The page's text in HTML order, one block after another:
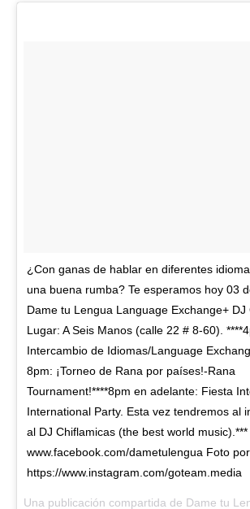
¿Con ganas de hablar en diferentes
una buena rumba? Te esperamos hoy 03
Dame tu Lengua Language Exchange+ DJ
Lugar: A Seis Manos (calle 22 # 8-60).
Intercambio de Idiomas/Language
8pm: ¡Torneo de Rana por países!-Rana
Tournament!****8pm en adelante: Fiesta
International Party. Esta vez tendremos al
al DJ Chiflamicas (the best world
www.facebook.com/dametulengua Foto
https://www.instagram.com/goteam.media
Una publicación compartida de Dame tu